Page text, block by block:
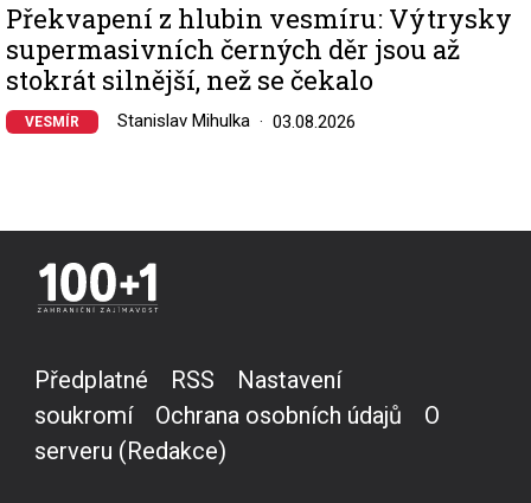
Překvapení z hlubin vesmíru: Výtrysky
supermasivních černých děr jsou až
stokrát silnější, než se čekalo
VESMÍR Stanislav Mihulka 03.08.2026
Předplatné RSS
Nastavení
soukromí
Ochrana osobních údajů
O
serveru (Redakce)